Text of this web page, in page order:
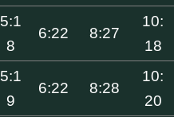
5:1
8
6:22 8:27
10:
18
5:1
9
6:22 8:28
10:
20